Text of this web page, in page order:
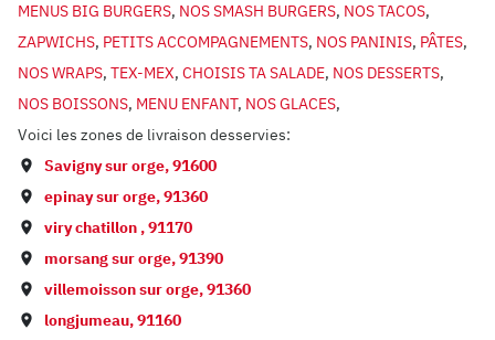
MENUS BIG BURGERS, NOS SMASH BURGERS, NOS TACOS,
ZAPWICHS, PETITS ACCOMPAGNEMENTS, NOS PANINIS, PÂTES,
NOS WRAPS, TEX-MEX, CHOISIS TA SALADE, NOS DESSERTS,
NOS BOISSONS, MENU ENFANT, NOS GLACES,
Voici les zones de livraison desservies:
Savigny sur orge,91600
epinay sur orge,91360
viry chatillon ,91170
morsang sur orge,91390
villemoisson sur orge,91360
longjumeau,91160